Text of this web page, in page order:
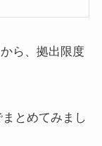
ら、拠出限度
とめてみまし